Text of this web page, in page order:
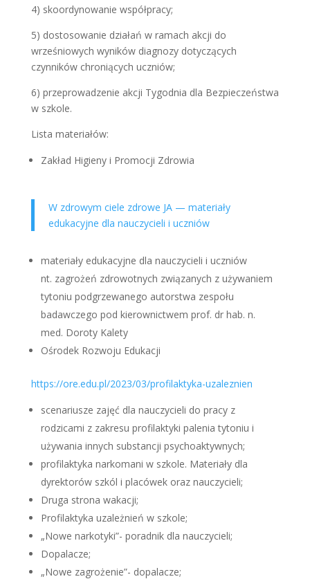
4) skoordynowanie współpracy;
5) dostosowanie działań w ramach akcji do
wrześniowych wyników diagnozy dotyczących
czynników chroniących uczniów;
6) przeprowadzenie akcji Tygodnia dla Bezpieczeństwa
w szkole.
Lista materiałów:
Zakład Higieny i Promocji Zdrowia
W zdrowym ciele zdrowe JA — materiały
edukacyjne dla nauczycieli i uczniów
materiały edukacyjne dla nauczycieli i uczniów
nt. zagrożeń zdrowotnych związanych z używaniem
tytoniu podgrzewanego autorstwa zespołu
badawczego pod kierownictwem prof. dr hab. n.
med. Doroty Kalety
Ośrodek Rozwoju Edukacji
https://ore.edu.pl/2023/03/profilaktyka-uzaleznien
scenariusze zajęć dla nauczycieli do pracy z
rodzicami z zakresu profilaktyki palenia tytoniu i
używania innych substancji psychoaktywnych;
profilaktyka narkomani w szkole. Materiały dla
dyrektorów szkól i placówek oraz nauczycieli;
Druga strona wakacji;
Profilaktyka uzależnień w szkole;
„Nowe narkotyki”- poradnik dla nauczycieli;
Dopalacze;
„Nowe zagrożenie”- dopalacze;